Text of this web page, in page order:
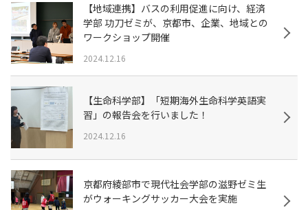
【地域連携】バスの利用促進に向け、経済
学部 功刀ゼミが、京都市、企業、地域との
ワークショップ開催
2024.12.16
【生命科学部】「短期海外生命科学英語実
習」の報告会を行いました！
2024.12.16
京都府綾部市で現代社会学部の滋野ゼミ生
がウォーキングサッカー大会を実施